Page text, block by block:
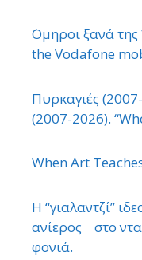
΄Ομηροι ξανά
the Vodafone
Πυρκαγιές
(2007-2026).
When Art
Η “γιαλαντζί”
ανίερος στο
φονιά.